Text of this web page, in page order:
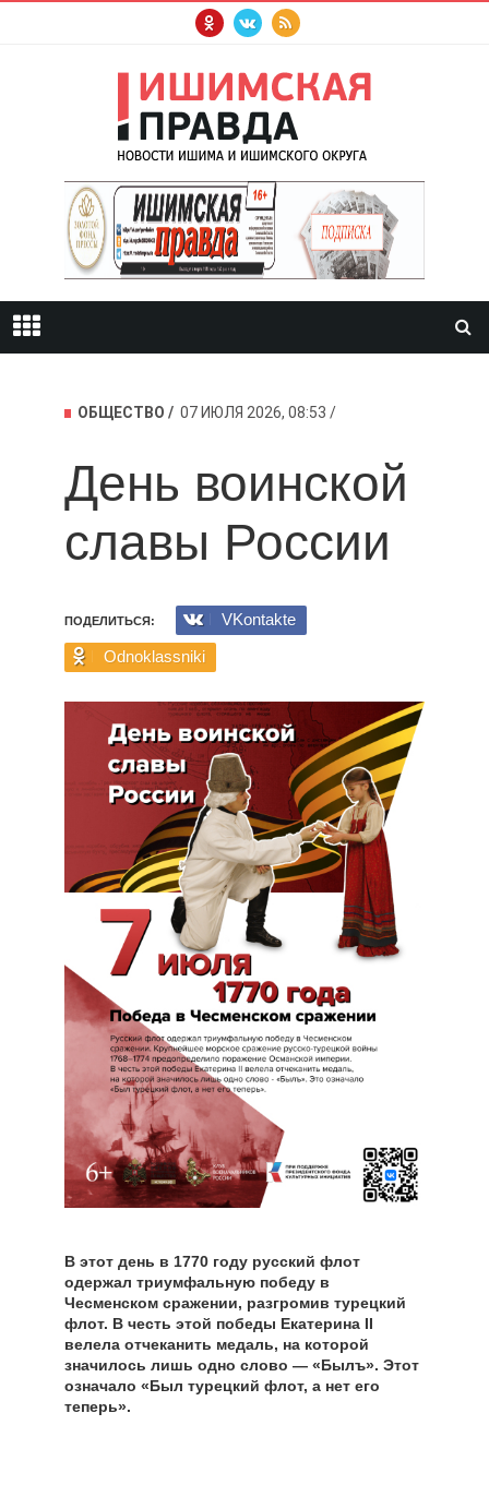
ОБЩЕСТВО 07 ИЮЛЯ 2026, 08:53
День воинской
славы России
ПОДЕЛИТЬСЯ:
VKontakte
Odnoklassniki
В этот день в 1770 году русский флот
одержал триумфальную победу в
Чесменском сражении, разгромив турецкий
флот. В честь этой победы Екатерина II
велела отчеканить медаль, на которой
значилось лишь одно слово — «Былъ». Этот
означало «Был турецкий флот, а нет его
теперь».